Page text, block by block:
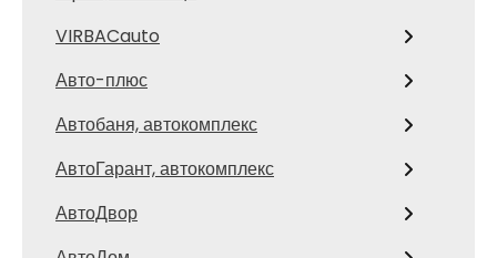
VIRBACauto
Авто-плюс
Автобаня, автокомплекс
АвтоГарант, автокомплекс
АвтоДвор